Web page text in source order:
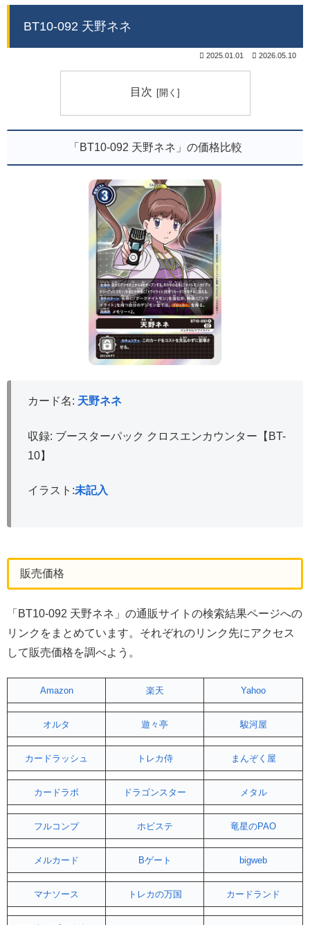
BT10-092 天野ネネ
2025.01.01 2026.05.10
目次
「BT10-092 天野ネネ」の価格比較
カード名: 天野ネネ
収録: ブースターパック クロスエンカウンター【BT-
10】
イラスト:未記入
販売価格
「BT10-092 天野ネネ」の通販サイトの検索結果ページへの
リンクをまとめています。それぞれのリンク先にアクセス
して販売価格を調べよう。
Amazon 楽天 Yahoo
オルタ 遊々亭 駿河屋
カードラッシュ トレカ侍 まんぞく屋
カードラボ ドラゴンスター メタル
フルコンプ ホビステ 竜星のPAO
メルカード Bゲート bigweb
マナソース トレカの万国 カードランド